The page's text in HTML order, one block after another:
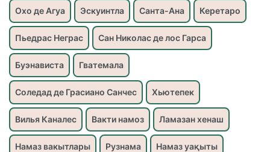
Охо де Агуа Эскуинтла Санта-Ана Керетаро
Пьедрас Неграс Сан Николас де лос Гарса
Буэнависта Гватемала
Соледад де Грасиано Санчес Хьютепек
Вилья Каналес Вакти намоз Ламазан хенаш
Намаз вакытлары Рузнама Намаз уақыты